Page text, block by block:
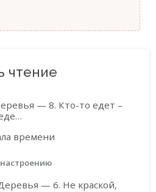
чтение
— 8. Кто-то едет –
времени
— 6. Не краской,